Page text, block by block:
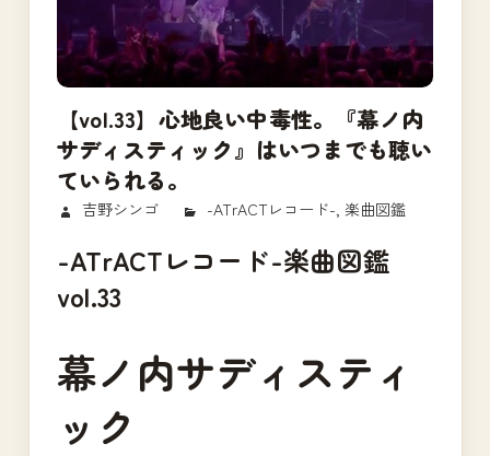
【vol.33】心地良い中毒性。『幕ノ内
サディスティック』はいつまでも聴い
ていられる。
2017/10/24
吉野シンゴ -ATrACTレコード-, 楽曲図鑑
-ATrACTレコード-楽曲図鑑
vol.33
幕ノ内サディスティ
ック